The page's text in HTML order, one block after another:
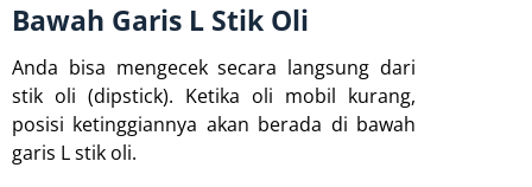
Bawah Garis L Stik Oli
Anda bisa mengecek secara langsung dari
stik oli (dipstick). Ketika oli mobil kurang,
posisi ketinggiannya akan berada di bawah
garis L stik oli.